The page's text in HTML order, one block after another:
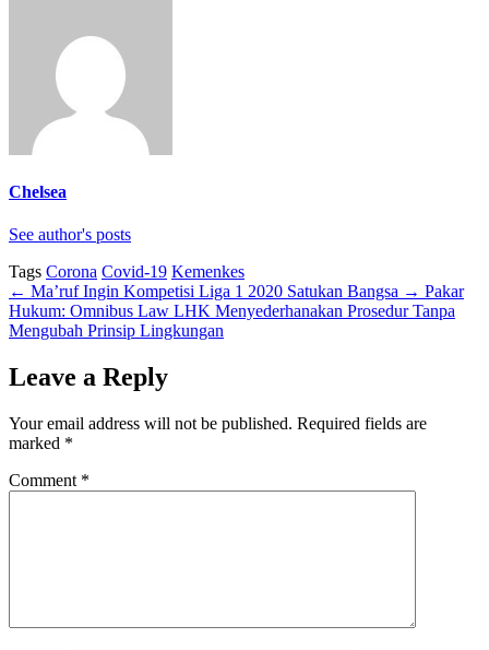
Chelsea
See author's posts
Tags Corona Covid-19 Kemenkes
← Ma’ruf Ingin Kompetisi Liga 1 2020 Satukan Bangsa → Pakar
Hukum: Omnibus Law LHK Menyederhanakan Prosedur Tanpa
Mengubah Prinsip Lingkungan
Leave a Reply
Your email address will not be published. Required fields are
marked *
Comment *